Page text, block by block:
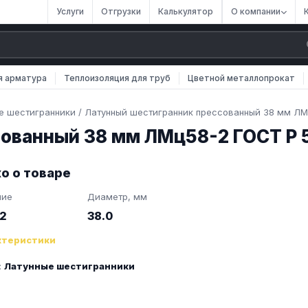
Услуги Отгрузки Калькулятор О компании
арматура Теплоизоляция для труб Цветной металлопрокат
шестигранники / Латунный шестигранник прессованный 38 мм
38 мм ЛМц58-2 ГОСТ Р
о товаре
Диаметр, мм
38.0
Латунные шестигранники